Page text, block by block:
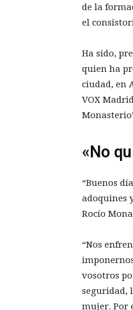
de la
el
Ha sido,
quien ha
ciudad, en
VOX
«No
“Buenos
adoquines
Rocío
“Nos
vosotros
seguridad,
mujer. Por